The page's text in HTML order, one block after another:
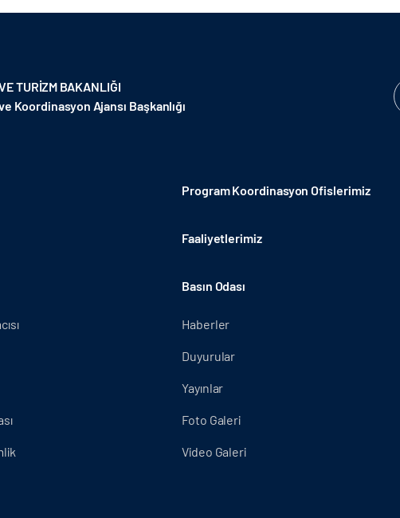
TURİZM BAKANLIĞI
Koordinasyon Ajansı Başkanlığı
Program Koordinasyon Ofislerimiz
Faaliyetlerimiz
Basın Odası
Haberler
Duyurular
Yayınlar
Foto Galeri
Video Galeri